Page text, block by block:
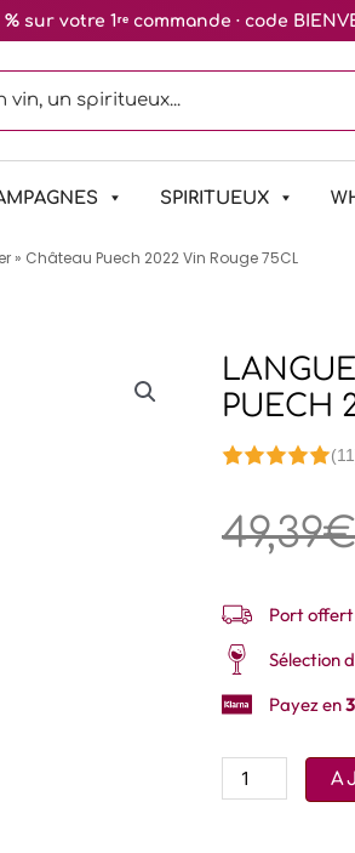
% sur votre 1ʳᵉ commande · code
SPIRITUEUX
» Château Puech 2022 Vin Rouge 75CL
PUECH
49,39€
Port offert
Sélection
Payez en